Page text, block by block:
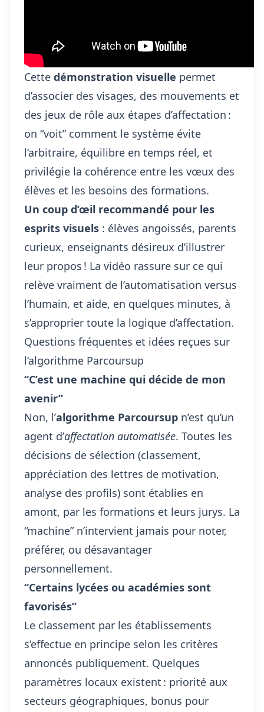
Cette démonstration visuelle permet
d’associer des visages, des mouvements et
des jeux de rôle aux étapes d’affectation :
on “voit” comment le système évite
l’arbitraire, équilibre en temps réel, et
privilégie la cohérence entre les vœux des
élèves et les besoins des formations.
Un coup d’œil recommandé pour les
esprits visuels : élèves angoissés, parents
curieux, enseignants désireux d’illustrer
leur propos ! La vidéo rassure sur ce qui
relève vraiment de l’automatisation versus
l’humain, et aide, en quelques minutes, à
s’approprier toute la logique d’affectation.
Questions fréquentes et idées reçues sur
l’algorithme Parcoursup
“C’est une machine qui décide de mon
avenir”
Non, l’algorithme Parcoursup n’est qu’un
agent d’affectation automatisée. Toutes les
décisions de sélection (classement,
appréciation des lettres de motivation,
analyse des profils) sont établies en
amont, par les formations et leurs jurys. La
“machine” n’intervient jamais pour noter,
préférer, ou désavantager
personnellement.
“Certains lycées ou académies sont
favorisés”
Le classement par les établissements
s’effectue en principe selon les critères
annoncés publiquement. Quelques
paramètres locaux existent : priorité aux
secteurs géographiques, bonus pour